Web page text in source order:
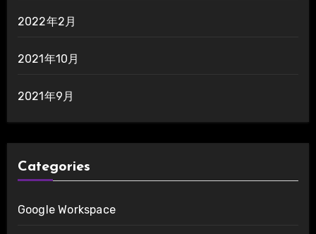
2022年2月
2021年10月
2021年9月
Categories
Google Workspace